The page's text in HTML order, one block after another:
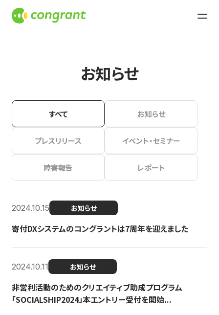
お知らせ
すべて お知らせ
プレスリリース イベント・セミナー
障害報告 レポート
2024.10.15 お知らせ
寄付DXシステムのコングラントは7周年を迎えました
2024.10.11 お知らせ
非営利活動のためのクリエイティブ助成プログラム
「SOCIALSHIP2024」本エントリー受付を開始...